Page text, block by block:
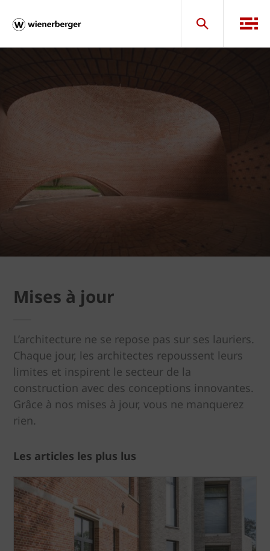
Mises à jour
L’architecture ne se repose pas sur ses lauriers.
Chaque jour, les architectes repoussent leurs
limites et inspirent le secteur de la
construction avec des conceptions innovantes.
Grâce à nos mises à jour, vous ne manquerez
rien.
Les articles les plus lus